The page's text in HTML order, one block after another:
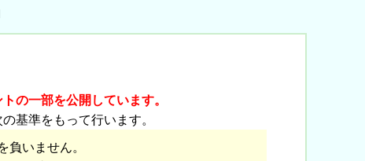
トの一部を公開しています。
基準をもって行います。
いません。